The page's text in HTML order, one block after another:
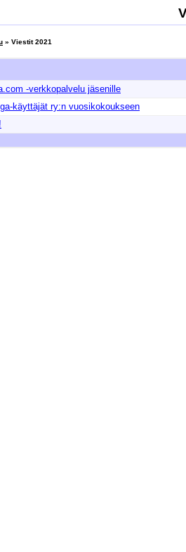
» Viestit 2021
-verkkopalvelu jäsenille
käyttäjät ry:n vuosikokoukseen